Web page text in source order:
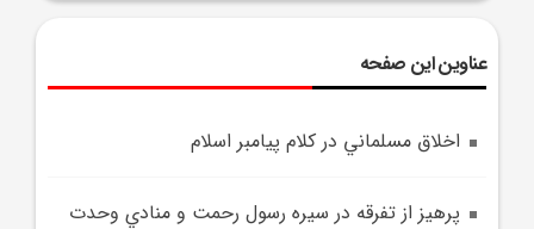
عناوین این صفحه
اخلاق مسلماني در کلام پيامبر اسلام
پرهيز از تفرقه در سيره رسول رحمت و منادي وحدت